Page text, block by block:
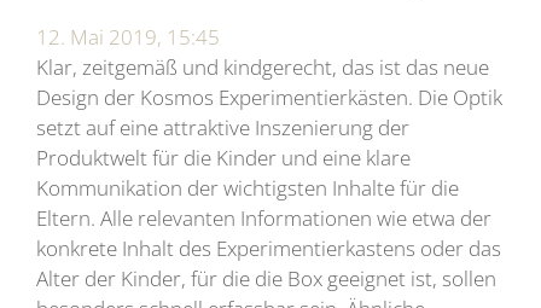
12. Mai 2019, 15:45
Klar, zeitgemäß und kindgerecht, das ist das neue
Design der Kosmos Experimentierkästen. Die Optik
setzt auf eine attraktive Inszenierung der
Produktwelt für die Kinder und eine klare
Kommunikation der wichtigsten Inhalte für die
Eltern. Alle relevanten Informationen wie etwa der
konkrete Inhalt des Experimentierkastens oder das
Alter der Kinder, für die die Box geeignet ist, sollen